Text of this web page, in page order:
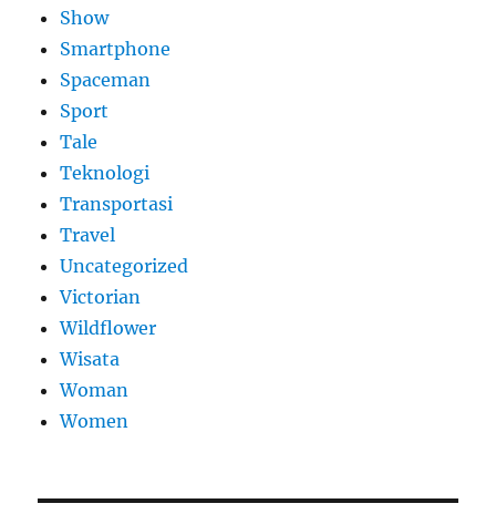
Show
Smartphone
Spaceman
Sport
Tale
Teknologi
Transportasi
Travel
Uncategorized
Victorian
Wildflower
Wisata
Woman
Women